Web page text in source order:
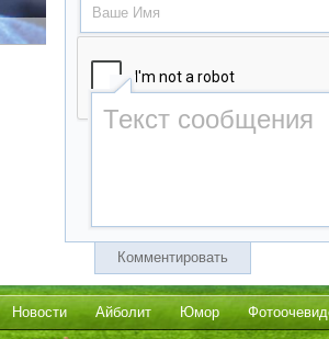
Комментировать
Новости Айболит Юмор